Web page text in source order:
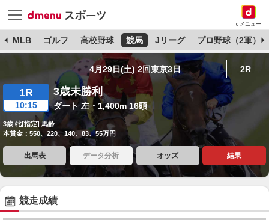
dメニュー
MLB ゴルフ 高校野球 競馬 Jリーグ プロ野球（2軍）
4月29日(土) 2回東京3日 2R
1R
10:15
3歳未勝利
ダート 左・1,400m 16頭
3歳 牝[指定] 馬齢
本賞金：550、220、140、83、55万円
出馬表 データ分析 オッズ 結果
競走成績